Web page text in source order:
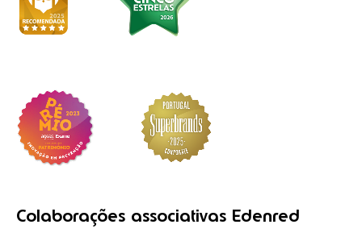
Colaborações associativas Edenred